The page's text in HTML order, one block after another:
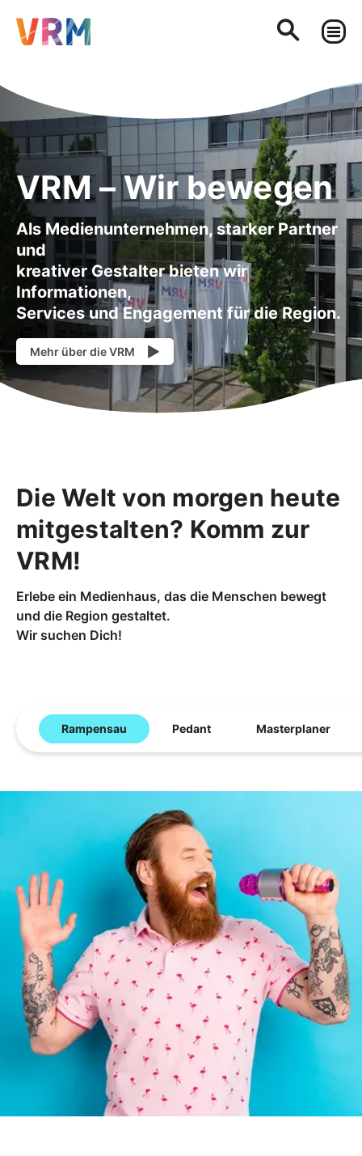
VRM – Wir bewegen
Als Medienunternehmen, starker Partner
und
kreativer Gestalter bieten wir
Informationen,
Services und Engagement für die Region.
Mehr über die VRM
Die Welt von morgen heute
mitgestalten? Komm zur
VRM!
Erlebe ein Medienhaus, das die Menschen bewegt
und die Region gestaltet.
Wir suchen Dich!
Rampensau Pedant Masterplaner